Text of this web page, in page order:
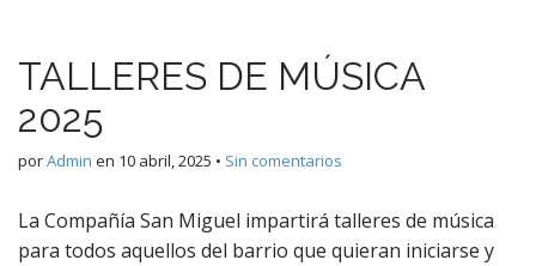
TALLERES DE MÚSICA
2025
porAdmin en 10 abril, 2025 • Sin comentarios
La Compañía San Miguel impartirá talleres de música
para todos aquellos del barrio que quieran iniciarse y